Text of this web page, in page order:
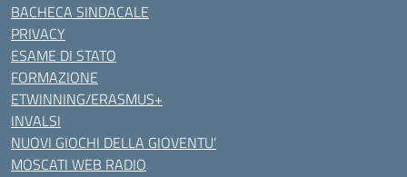
BACHECA SINDACALE
PRIVACY
ESAME DI STATO
FORMAZIONE
ETWINNING/ERASMUS+
INVALSI
NUOVI GIOCHI DELLA GIOVENTU’
MOSCATI WEB RADIO